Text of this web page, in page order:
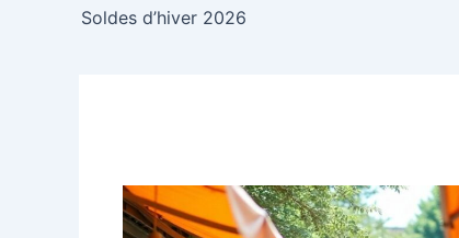
des
Soldes d’hiver 2026